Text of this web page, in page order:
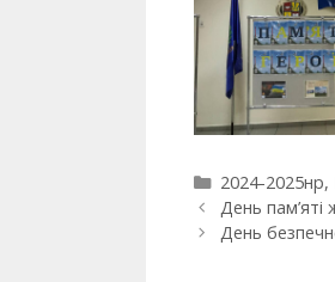
2024-2025нр,
День
День